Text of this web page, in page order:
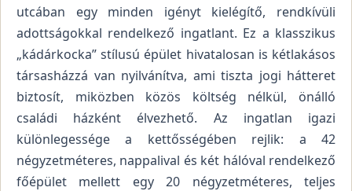
utcában egy minden igényt kielégítő, rendkívüli
adottságokkal rendelkező ingatlant. Ez a klasszikus
„kádárkocka” stílusú épület hivatalosan is kétlakásos
társasházzá van nyilvánítva, ami tiszta jogi hátteret
biztosít, miközben közös költség nélkül, önálló
családi házként élvezhető. Az ingatlan igazi
különlegessége a kettősségében rejlik: a 42
négyzetméteres, nappalival és két hálóval rendelkező
főépület mellett egy 20 négyzetméteres, teljes